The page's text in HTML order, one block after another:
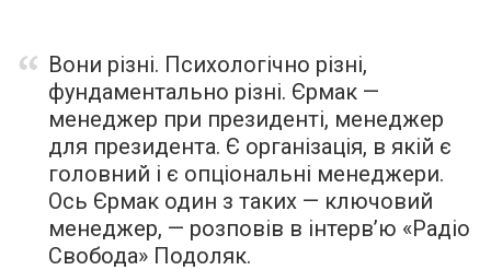
Вони різні. Психологічно різні,
фундаментально різні. Єрмак —
менеджер при президенті, менеджер
для президента. Є організація, в якій є
головний і є опціональні менеджери.
Ось Єрмак один з таких — ключовий
менеджер, — розповів в інтерв’ю «Радіо
Свобода» Подоляк.